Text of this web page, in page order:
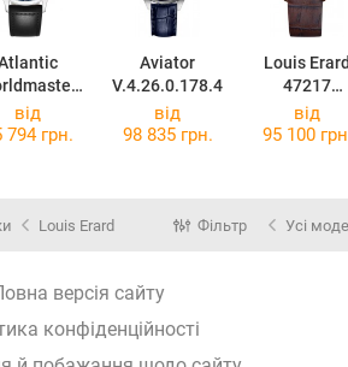
Bicompax
Aviator
V.4.26.0.178.4
Louis
47217
від
794 грн.
від
98 835 грн.
від
95 100
Louis Erard Фільтр Усі
версія сайту
конфіденційності